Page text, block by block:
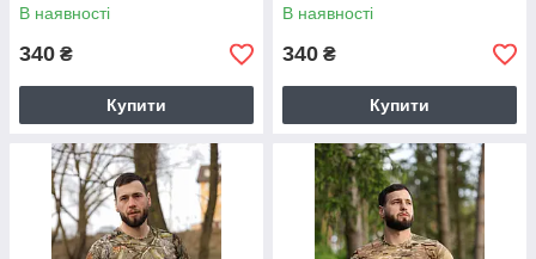
В наявності
340 ₴
Купити
В наявності
340 ₴
Купити